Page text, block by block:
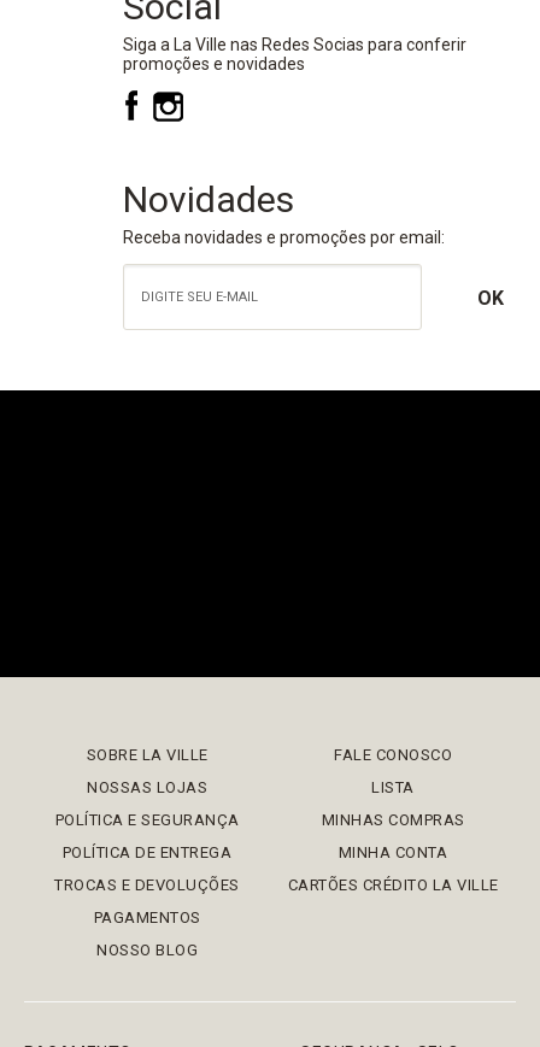
Siga a La Ville nas Redes Socias para conferir
promoções e novidades
Novidades
Receba novidades e promoções por email:
SOBRE LA VILLE
NOSSAS LOJAS
POLÍTICA E SEGURANÇA
POLÍTICA DE ENTREGA
TROCAS E DEVOLUÇÕES
PAGAMENTOS
NOSSO BLOG
FALE CONOSCO
LISTA
MINHAS COMPRAS
MINHA CONTA
CARTÕES CRÉDITO LA VILLE